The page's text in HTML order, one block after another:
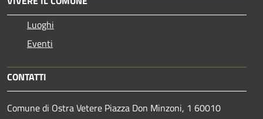
Luoghi
Eventi
CONTATTI
Comune di Ostra Vetere Piazza Don Minzoni, 1 60010